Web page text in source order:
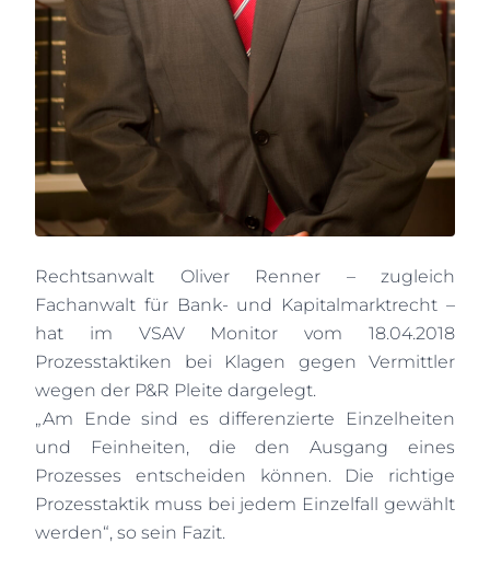
Rechtsanwalt Oliver Renner – zugleich
Fachanwalt für Bank- und Kapitalmarktrecht –
hat im VSAV Monitor vom 18.04.2018
Prozesstaktiken bei Klagen gegen Vermittler
wegen der P&R Pleite dargelegt.
„Am Ende sind es differenzierte Einzelheiten
und Feinheiten, die den Ausgang eines
Prozesses entscheiden können. Die richtige
Prozesstaktik muss bei jedem Einzelfall gewählt
werden“, so sein Fazit.